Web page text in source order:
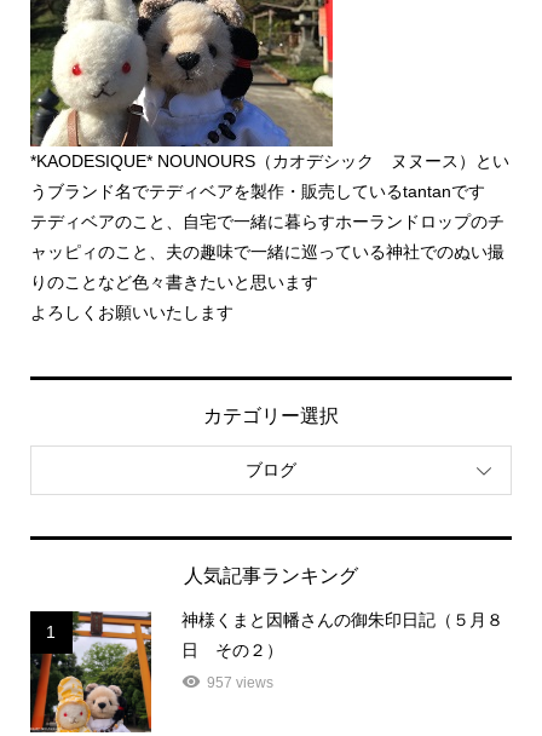
*KAODESIQUE* NOUNOURS（カオデシック ヌヌース）とい
うブランド名でテディベアを製作・販売しているtantanです
テディベアのこと、自宅で一緒に暮らすホーランドロップのチ
ャッピィのこと、夫の趣味で一緒に巡っている神社でのぬい撮
りのことなど色々書きたいと思います
よろしくお願いいたします
カテゴリー選択
ブログ
人気記事ランキング
1
神様くまと因幡さんの御朱印日記（５月８
日 その２）
957 views